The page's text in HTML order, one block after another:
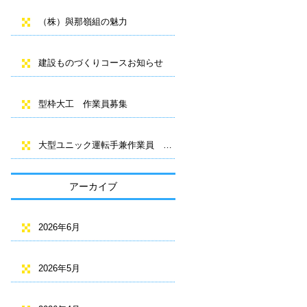
（株）與那嶺組の魅力
建設ものづくりコースお知らせ
型枠大工 作業員募集
大型ユニック運転手兼作業員 募集
アーカイブ
2026年6月
2026年5月